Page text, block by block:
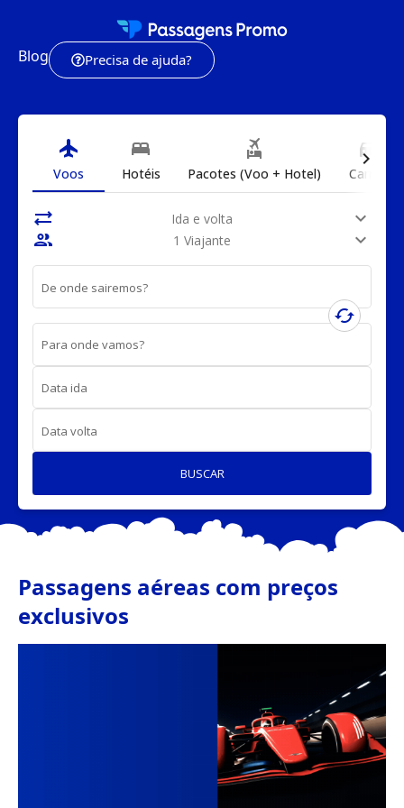
Blog Precisa de ajuda?
flight
Voos
bed
Hotéis
flights_and_hotels
Pacotes (Voo + Hotel)
directions_car
Carros
sync_alt Ida e volta
expand_more
people
1 Viajante expand_more
De onde sairemos?
cached
Para onde vamos?
Data ida
Data volta
BUSCAR
chevron_right
Passagens aéreas com preços
exclusivos